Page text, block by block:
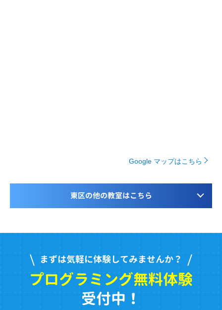
Google マップはこちら
東区の他の教室はこちら
まずは気軽に体験してみませんか？
プログラミング無料体験
受付中！